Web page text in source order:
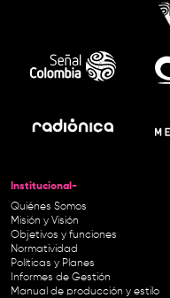
Institucional-
Quiénes Somos
Misión y Visión
Objetivos y funciones
Normatividad
Políticas y Planes
Informes de Gestión
Manual de producción y estilo